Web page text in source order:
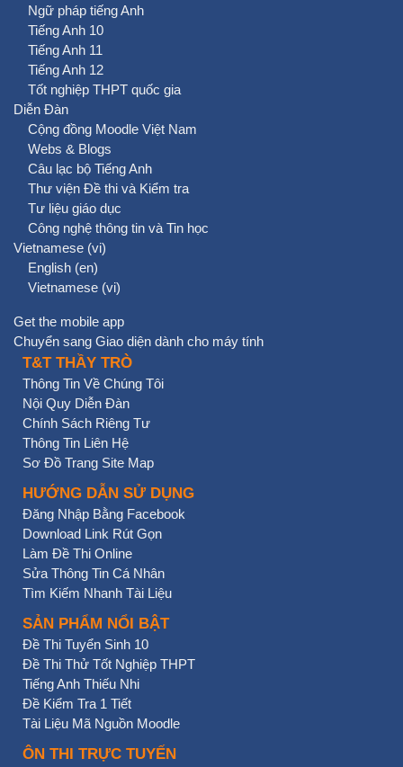
Ngữ pháp tiếng Anh
Tiếng Anh 10
Tiếng Anh 11
Tiếng Anh 12
Tốt nghiệp THPT quốc gia
Diễn Đàn
Cộng đồng Moodle Việt Nam
Webs & Blogs
Câu lạc bộ Tiếng Anh
Thư viện Đề thi và Kiểm tra
Tư liệu giáo dục
Công nghệ thông tin và Tin học
Vietnamese ‎(vi)‎
English ‎(en)‎
Vietnamese ‎(vi)‎
Get the mobile app
Chuyển sang Giao diện dành cho máy tính
T&T THẦY TRÒ
Thông Tin Về Chúng Tôi
Nội Quy Diễn Đàn
Chính Sách Riêng Tư
Thông Tin Liên Hệ
Sơ Đồ Trang Site Map
HƯỚNG DẪN SỬ DỤNG
Đăng Nhập Bằng Facebook
Download Link Rút Gọn
Làm Đề Thi Online
Sửa Thông Tin Cá Nhân
Tìm Kiếm Nhanh Tài Liệu
SẢN PHẨM NỔI BẬT
Đề Thi Tuyển Sinh 10
Đề Thi Thử Tốt Nghiệp THPT
Tiếng Anh Thiếu Nhi
Đề Kiểm Tra 1 Tiết
Tài Liệu Mã Nguồn Moodle
ÔN THI TRỰC TUYẾN